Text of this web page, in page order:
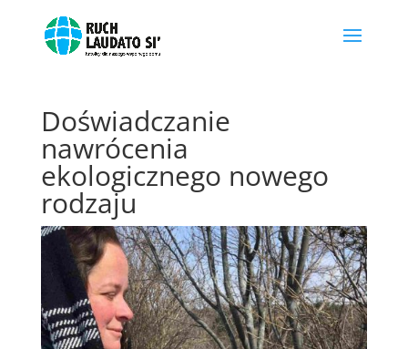
Doświadczanie
nawrócenia
ekologicznego nowego
rodzaju